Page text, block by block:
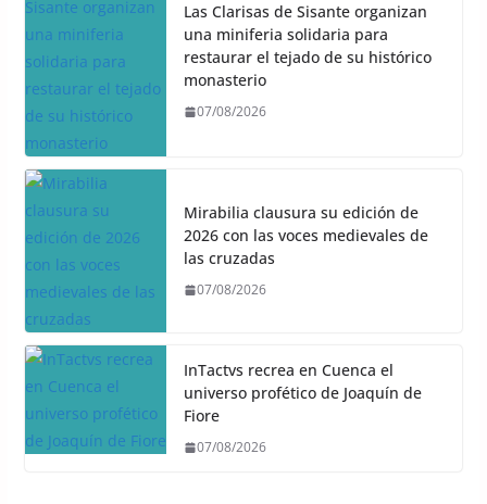
Las Clarisas de Sisante organizan
una miniferia solidaria para
restaurar el tejado de su histórico
monasterio
07/08/2026
Mirabilia clausura su edición de
2026 con las voces medievales de
las cruzadas
07/08/2026
InTactvs recrea en Cuenca el
universo profético de Joaquín de
Fiore
07/08/2026